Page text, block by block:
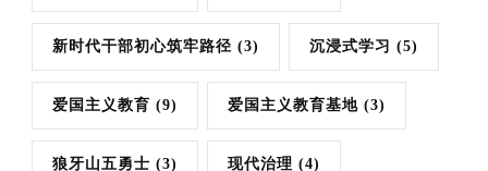
新时代干部初心筑牢路径 (3) 沉浸式学习 (5)
爱国主义教育 (9) 爱国主义教育基地 (3)
狼牙山五勇士 (3) 现代治理 (4)